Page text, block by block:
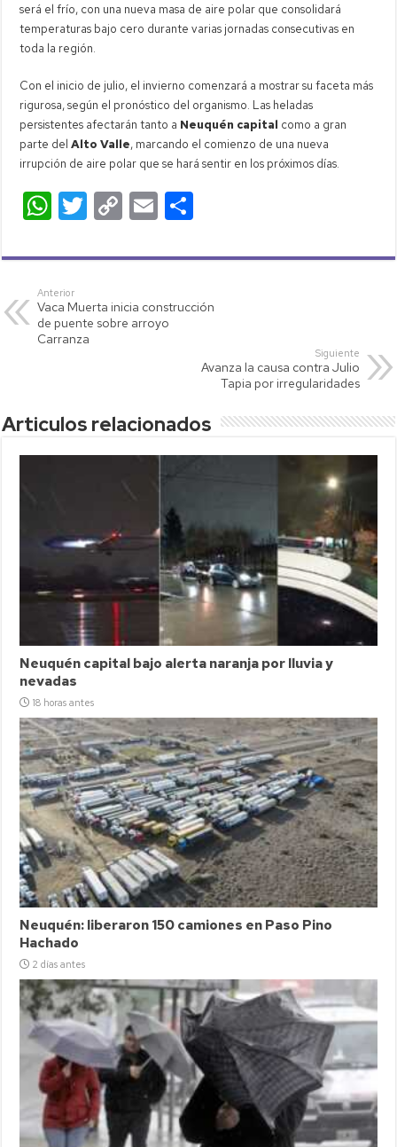
será el frío, con una nueva masa de aire polar que consolidará
temperaturas bajo cero durante varias jornadas consecutivas en
toda la región.
Con el inicio de julio, el invierno comenzará a mostrar su faceta más
rigurosa, según el pronóstico del organismo. Las heladas
persistentes afectarán tanto a Neuquén capital como a gran
parte delAlto Valle, marcando el comienzo de una nueva
irrupción de aire polar que se hará sentir en los próximos días.
W
at
s
A
p
T
tt
C
p
Li
E
ail m
ar
Anterior
Vaca Muerta inicia construcción
de puente sobre arroyo
Carranza
Siguiente
Avanza la causa contra Julio
Tapia por irregularidades
Articulos relacionados
Neuquén capital bajo alerta naranja por lluvia y
nevadas
18 horas antes
Neuquén: liberaron 150 camiones en Paso Pino
Hachado
2 días antes